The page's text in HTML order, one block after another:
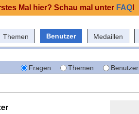
Themen Benutzer Medaillen
Fragen Themen Benutzer
Mal hier? Schau mal unter FAQ!